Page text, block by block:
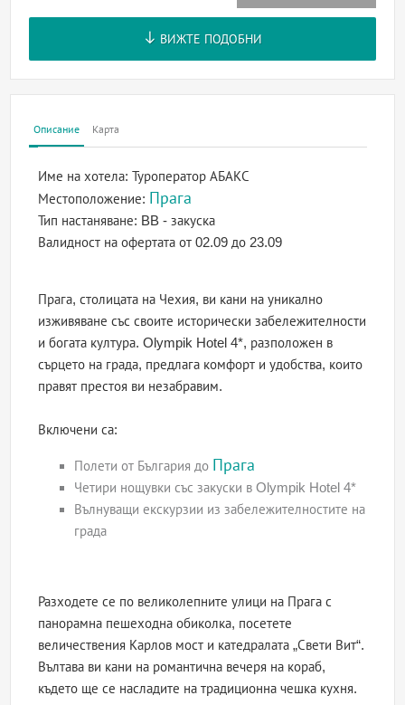
ВИЖТЕ ПОДОБНИ
Описание Карта
Име на хотела:Туроператор АБАКС
Местоположение: Прага
Тип настаняване: BB - закуска
Валидност на офертатаот 02.09 до 23.09
Прага, столицата на Чехия, ви кани на уникално
изживяване със своите исторически забележителности
и богата култура. Olympik Hotel 4*, разположен в
сърцето на града, предлага комфорт и удобства, които
правят престоя ви незабравим.
Включени са:
Полети от България до Прага
Четири нощувки със закуски в Olympik Hotel 4*
Вълнуващи екскурзии из забележителностите на
града
Разходете се по великолепните улици на Прага с
панорамна пешеходна обиколка, посетете
величествения Карлов мост и катедралата „Свети Вит“.
Вълтава ви кани на романтична вечеря на кораб,
където ще се насладите на традиционна чешка кухня.